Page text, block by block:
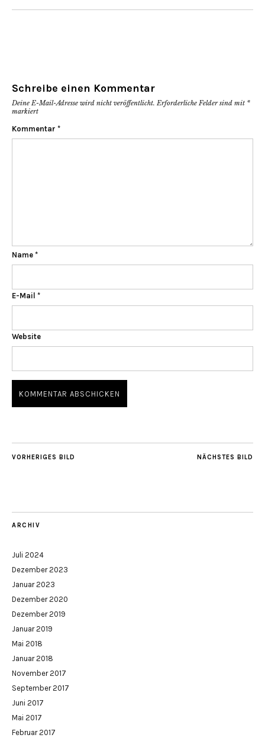
Schreibe einen Kommentar
Deine E-Mail-Adresse wird nicht veröffentlicht. Erforderliche Felder sind mit *
markiert
Kommentar *
Name *
E-Mail *
Website
NÄCHSTES BILD
VORHERIGES BILD
ARCHIV
Juli 2024
Dezember 2023
Januar 2023
Dezember 2020
Dezember 2019
Januar 2019
Mai 2018
Januar 2018
November 2017
September 2017
Juni 2017
Mai 2017
Februar 2017